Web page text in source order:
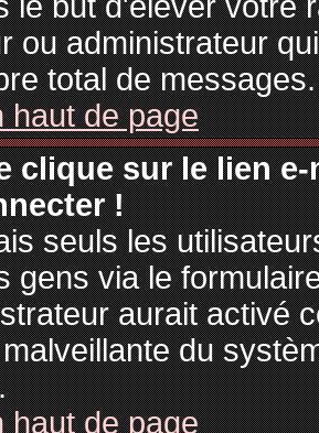
ou administrateur
total de messages.
haut de page
clique sur le lien
!
seuls les
gens via le
aurait activé
du
haut de page